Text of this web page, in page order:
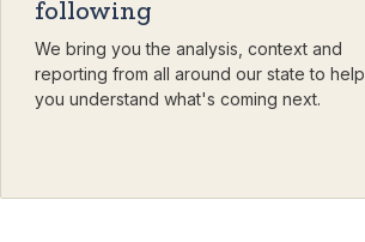
following
We bring you the analysis, context and
reporting from all around our state to help
you understand what's coming next.